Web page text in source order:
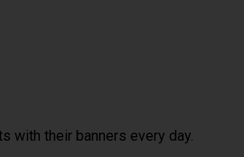
with their banners every day.